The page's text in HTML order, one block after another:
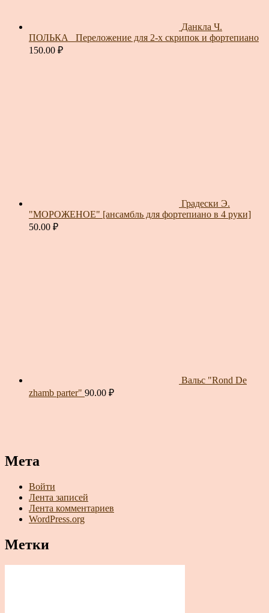
Данкла Ч.
ПОЛЬКА_ Переложение для 2-х скрипок и фортепиано
150.00 ₽
Градески Э.
"МОРОЖЕНОЕ" [ансамбль для фортепиано в 4 руки]
50.00 ₽
Вальс "Rond De
zhamb parter" 90.00 ₽
Мета
Войти
Лента записей
Лента комментариев
WordPress.org
Метки